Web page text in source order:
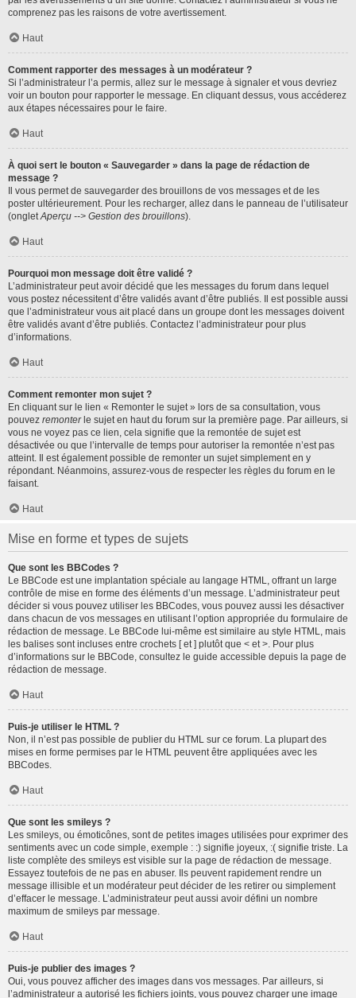
comprenez pas les raisons de votre avertissement.
Haut
Comment rapporter des messages à un modérateur ?
Si l’administrateur l’a permis, allez sur le message à signaler et vous devriez
voir un bouton pour rapporter le message. En cliquant dessus, vous accéderez
aux étapes nécessaires pour le faire.
Haut
À quoi sert le bouton « Sauvegarder » dans la page de rédaction de
message ?
Il vous permet de sauvegarder des brouillons de vos messages et de les
poster ultérieurement. Pour les recharger, allez dans le panneau de l’utilisateur
(ongletAperçu --> Gestion des brouillons).
Haut
Pourquoi mon message doit être validé ?
L’administrateur peut avoir décidé que les messages du forum dans lequel
vous postez nécessitent d’être validés avant d’être publiés. Il est possible aussi
que l’administrateur vous ait placé dans un groupe dont les messages doivent
être validés avant d’être publiés. Contactez l’administrateur pour plus
d’informations.
Haut
Comment remonter mon sujet ?
En cliquant sur le lien « Remonter le sujet » lors de sa consultation, vous
pouvez remonterle sujet en haut du forum sur la première page. Par ailleurs, si
vous ne voyez pas ce lien, cela signifie que la remontée de sujet est
désactivée ou que l’intervalle de temps pour autoriser la remontée n’est pas
atteint. Il est également possible de remonter un sujet simplement en y
répondant. Néanmoins, assurez-vous de respecter les règles du forum en le
faisant.
Haut
Mise en forme et types de sujets
Que sont les BBCodes ?
Le BBCode est une implantation spéciale au langage HTML, offrant un large
contrôle de mise en forme des éléments d’un message. L’administrateur peut
décider si vous pouvez utiliser les BBCodes, vous pouvez aussi les désactiver
dans chacun de vos messages en utilisant l’option appropriée du formulaire de
rédaction de message. Le BBCode lui-même est similaire au style HTML, mais
les balises sont incluses entre crochets [ et ] plutôt que < et >. Pour plus
d’informations sur le BBCode, consultez le guide accessible depuis la page de
rédaction de message.
Haut
Puis-je utiliser le HTML ?
Non, il n’est pas possible de publier du HTML sur ce forum. La plupart des
mises en forme permises par le HTML peuvent être appliquées avec les
BBCodes.
Haut
Que sont les smileys ?
Les smileys, ou émoticônes, sont de petites images utilisées pour exprimer des
sentiments avec un code simple, exemple : :) signifie joyeux, :( signifie triste. La
liste complète des smileys est visible sur la page de rédaction de message.
Essayez toutefois de ne pas en abuser. Ils peuvent rapidement rendre un
message illisible et un modérateur peut décider de les retirer ou simplement
d’effacer le message. L’administrateur peut aussi avoir défini un nombre
maximum de smileys par message.
Haut
Puis-je publier des images ?
Oui, vous pouvez afficher des images dans vos messages. Par ailleurs, si
l’administrateur a autorisé les fichiers joints, vous pouvez charger une image